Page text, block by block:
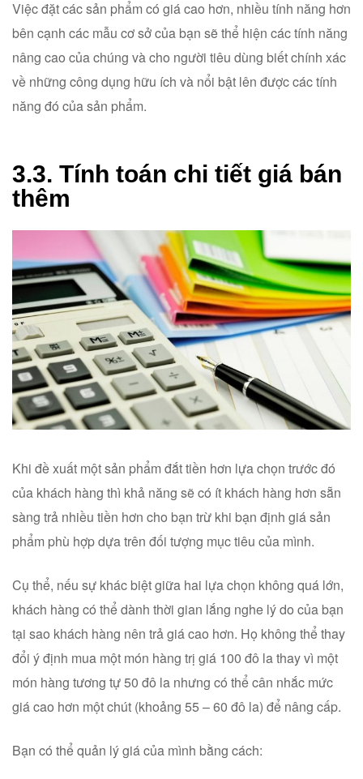
Việc đặt các sản phẩm có giá cao hơn, nhiều tính năng hơn
bên cạnh các mẫu cơ sở của bạn sẽ thể hiện các tính năng
nâng cao của chúng và cho người tiêu dùng biết chính xác
về những công dụng hữu ích và nổi bật lên được các tính
năng đó của sản phẩm.
3.3. Tính toán chi tiết giá bán
thêm
Khi đề xuất một sản phẩm đắt tiền hơn lựa chọn trước đó
của khách hàng thì khả năng sẽ có ít khách hàng hơn sẵn
sàng trả nhiều tiền hơn cho bạn trừ khi bạn định giá sản
phẩm phù hợp dựa trên đối tượng mục tiêu của mình.
Cụ thể, nếu sự khác biệt giữa hai lựa chọn không quá lớn,
khách hàng có thể dành thời gian lắng nghe lý do của bạn
tại sao khách hàng nên trả giá cao hơn. Họ không thể thay
đổi ý định mua một món hàng trị giá 100 đô la thay vì một
món hàng tương tự 50 đô la nhưng có thể cân nhắc mức
giá cao hơn một chút (khoảng 55 – 60 đô la) để nâng cấp.
Bạn có thể quản lý giá của mình bằng cách: